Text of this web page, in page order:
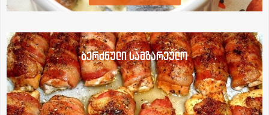
ბერძნული სამზარეულო